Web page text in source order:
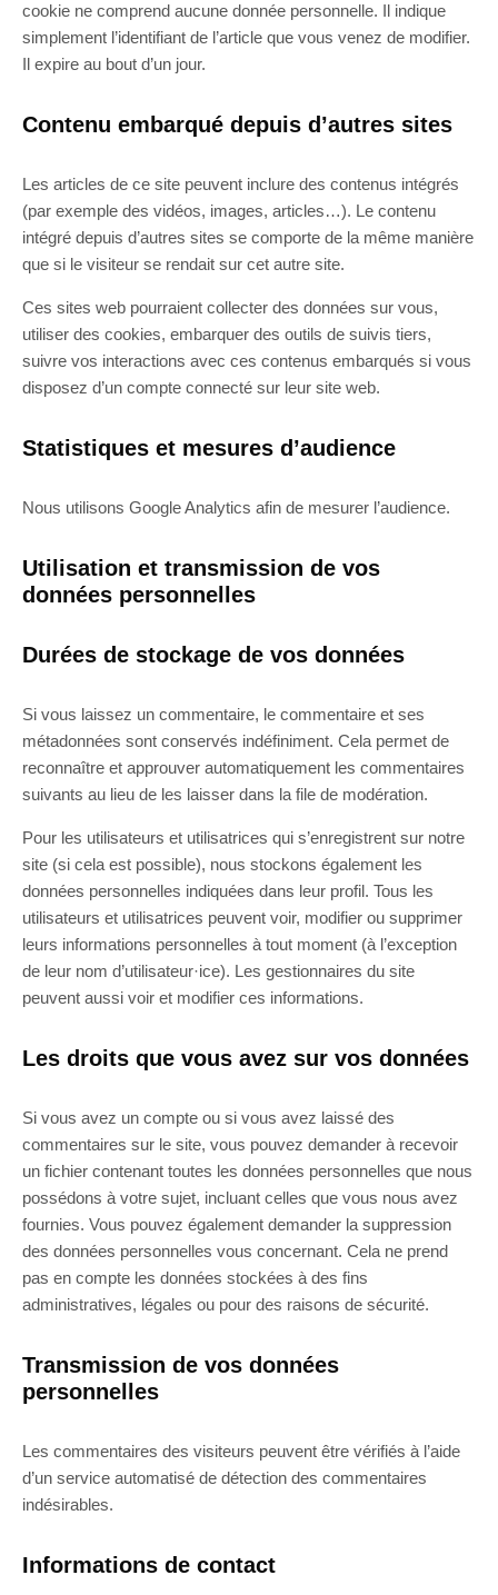
cookie ne comprend aucune donnée personnelle. Il indique
simplement l’identifiant de l’article que vous venez de modifier.
Il expire au bout d’un jour.
Contenu embarqué depuis d’autres sites
Les articles de ce site peuvent inclure des contenus intégrés
(par exemple des vidéos, images, articles…). Le contenu
intégré depuis d’autres sites se comporte de la même manière
que si le visiteur se rendait sur cet autre site.
Ces sites web pourraient collecter des données sur vous,
utiliser des cookies, embarquer des outils de suivis tiers,
suivre vos interactions avec ces contenus embarqués si vous
disposez d’un compte connecté sur leur site web.
Statistiques et mesures d’audience
Nous utilisons Google Analytics afin de mesurer l’audience.
Utilisation et transmission de vos
données personnelles
Durées de stockage de vos données
Si vous laissez un commentaire, le commentaire et ses
métadonnées sont conservés indéfiniment. Cela permet de
reconnaître et approuver automatiquement les commentaires
suivants au lieu de les laisser dans la file de modération.
Pour les utilisateurs et utilisatrices qui s’enregistrent sur notre
site (si cela est possible), nous stockons également les
données personnelles indiquées dans leur profil. Tous les
utilisateurs et utilisatrices peuvent voir, modifier ou supprimer
leurs informations personnelles à tout moment (à l’exception
de leur nom d’utilisateur·ice). Les gestionnaires du site
peuvent aussi voir et modifier ces informations.
Les droits que vous avez sur vos données
Si vous avez un compte ou si vous avez laissé des
commentaires sur le site, vous pouvez demander à recevoir
un fichier contenant toutes les données personnelles que nous
possédons à votre sujet, incluant celles que vous nous avez
fournies. Vous pouvez également demander la suppression
des données personnelles vous concernant. Cela ne prend
pas en compte les données stockées à des fins
administratives, légales ou pour des raisons de sécurité.
Transmission de vos données
personnelles
Les commentaires des visiteurs peuvent être vérifiés à l’aide
d’un service automatisé de détection des commentaires
indésirables.
Informations de contact